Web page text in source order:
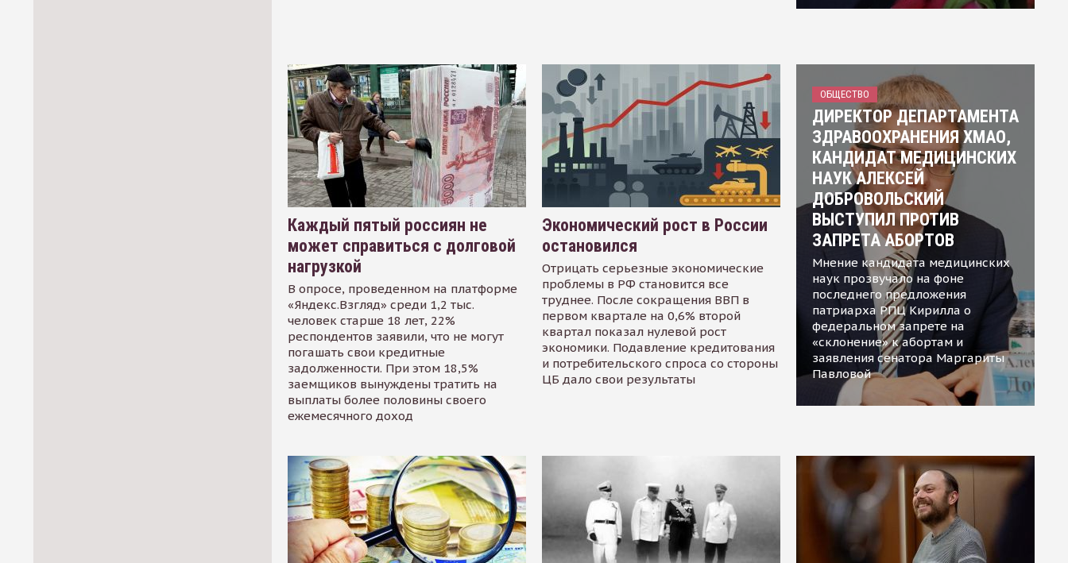
Каждый пятый россиян не
может справиться с долговой
нагрузкой
В опросе, проведенном на платформе
«Яндекс.Взгляд» среди 1,2 тыс.
человек старше 18 лет, 22%
респондентов заявили, что не могут
погашать свои кредитные
задолженности. При этом 18,5%
заемщиков вынуждены тратить на
выплаты более половины своего
ежемесячного доход
Экономический рост в России
остановился
Отрицать серьезные экономические
проблемы в РФ становится все
труднее. После сокращения ВВП в
первом квартале на 0,6% второй
квартал показал нулевой рост
экономики. Подавление кредитования
и потребительского спроса со стороны
ЦБ дало свои результаты
ОБЩЕСТВО
ДИРЕКТОР ДЕПАРТАМЕНТА
ЗДРАВООХРАНЕНИЯ ХМАО,
КАНДИДАТ МЕДИЦИНСКИХ
НАУК АЛЕКСЕЙ
ДОБРОВОЛЬСКИЙ
ВЫСТУПИЛ ПРОТИВ
ЗАПРЕТА АБОРТОВ
Мнение кандидата медицинских
наук прозвучало на фоне
последнего предложения
патриарха РПЦ Кирилла о
федеральном запрете на
«склонение» к абортам и
заявления сенатора Маргариты
Павловой